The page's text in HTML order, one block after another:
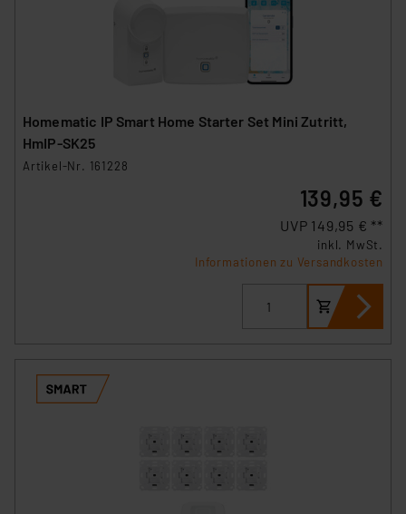
Homematic IP Smart Home Starter Set Mini Zutritt,
HmIP-SK25
Artikel-Nr. 161228
139,95 €
UVP 149,95 € **
inkl. MwSt.
Informationen zu Versandkosten